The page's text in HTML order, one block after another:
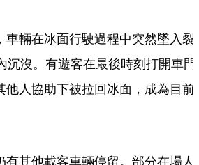
車輛在冰面行駛過程中突然墜入裂
沉沒。有遊客在最後時刻打開車門
他人協助下被拉回冰面，成為目前
有其他載客車輛停留。部分在場人